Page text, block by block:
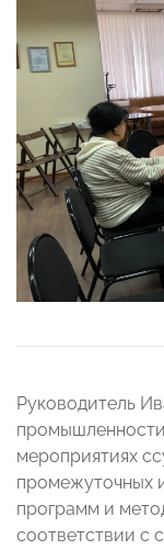
Руководитель
промышленности
мероприятиях
промежуточных
программ и
соответствии с